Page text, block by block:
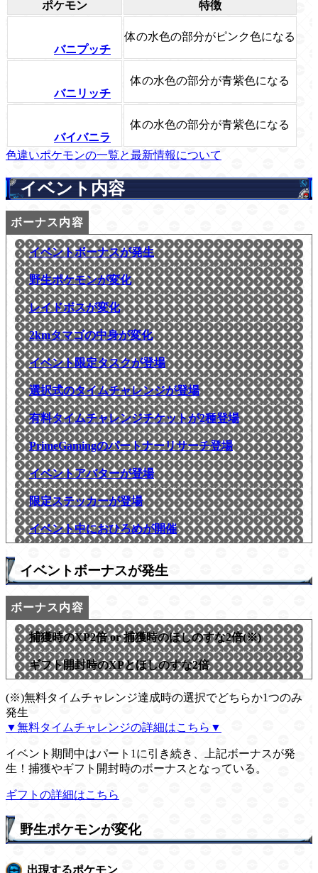
ポケモン 特徴
バニプッチ
体の水色の部分がピンク色になる
バニリッチ
体の水色の部分が青紫色になる
バイバニラ
体の水色の部分が青紫色になる
色違いポケモンの一覧と最新情報について
イベント内容
イベントボーナスが発生
野生ポケモンが変化
レイドボスが変化
2kmタマゴの中身が変化
イベント限定タスクが登場
選択式のタイムチャレンジが登場
有料タイムチャレンジチケットが2種登場
PrimeGamingのパートナーリサーチ登場
イベントアバターが登場
限定ステッカーが登場
イベント中におひろめが開催
イベントボーナスが発生
捕獲時のXP2倍 or 捕獲時のほしのすな2倍(※)
ギフト開封時のXPとほしのすな2倍
(※)無料タイムチャレンジ達成時の選択でどちらか1つのみ
発生
▼無料タイムチャレンジの詳細はこちら▼
イベント期間中はパート1に引き続き、上記ボーナスが発
生！捕獲やギフト開封時のボーナスとなっている。
ギフトの詳細はこちら
野生ポケモンが変化
出現するポケモン